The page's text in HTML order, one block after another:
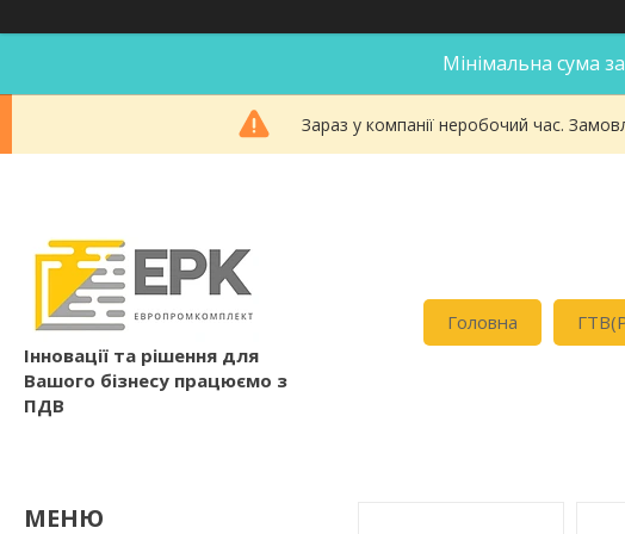
Мінімальна сума
Зараз у компанії неробочий час.
Інновації та рішення для
Вашого бізнесу працюємо з
ПДВ
Головна